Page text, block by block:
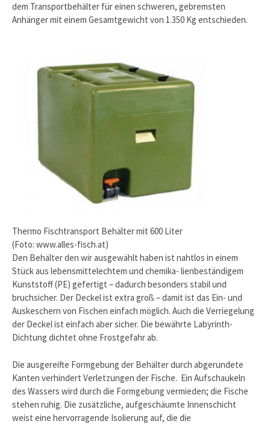
dem Transportbehälter für einen schweren, gebremsten
Anhänger mit einem Gesamtgewicht von 1.350 Kg entschieden.
Thermo Fischtransport Behälter mit 600 Liter
(Foto: www.alles-fisch.at)
Den Behälter den wir ausgewählt haben ist nahtlos in einem
Stück aus lebensmittelechtem und chemika- lienbeständigem
Kunststoff (PE) gefertigt – dadurch besonders stabil und
bruchsicher. Der Deckel ist extra groß – damit ist das Ein- und
Auskeschern von Fischen einfach möglich. Auch die Verriegelung
der Deckel ist einfach aber sicher. Die bewährte Labyrinth-
Dichtung dichtet ohne Frostgefahr ab.
Die ausgereifte Formgebung der Behälter durch abgerundete
Kanten verhindert Verletzungen der Fische. Ein Aufschaukeln
des Wassers wird durch die Formgebung vermieden; die Fische
stehen ruhig. Die zusätzliche, aufgeschäumte Innenschicht
weist eine hervorragende Isolierung auf, die die